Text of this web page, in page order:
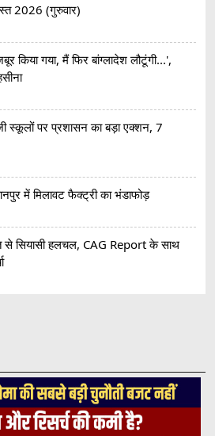
2026 (गुरुवार)
गया, मैं फिर बांग्लादेश लौटूंगी...',
स्कूलों पर प्रशासन का बड़ा एक्शन, 7
में मिलावट फैक्ट्री का भंडाफोड़
से सियासी हलचल, CAG Report के साथ